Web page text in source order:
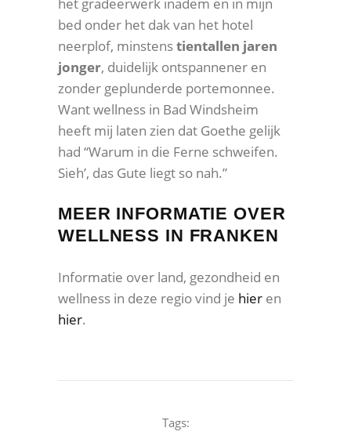
bed onder het dak van het hotel
neerplof, minstenstientallen jaren
jonger, duidelijk ontspannener en
zonder geplunderde portemonnee.
Want wellness in Bad Windsheim
heeft mij laten zien dat Goethe gelijk
had “Warum in die Ferne schweifen.
Sieh’, das Gute liegt so nah.”
MEER INFORMATIE OVER
WELLNESS IN FRANKEN
Informatie over land, gezondheid en
wellness in deze regio vind je hier en
hier.
Tags: